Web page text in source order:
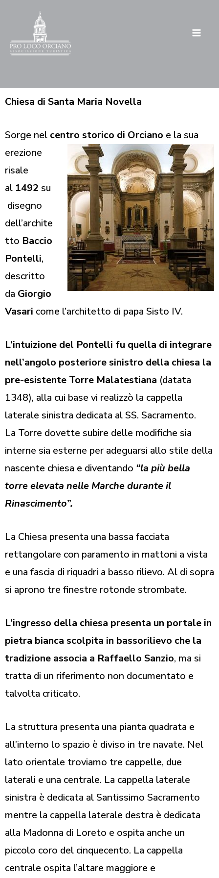
contenuto
Chiesa di Santa Maria Novella
Sorge nel centro storico di Orciano e la sua
erezione
risale
al 1492 su
disegno
dell’archite
tto Baccio
Pontelli,
descritto
da Giorgio
Vasari come l’architetto di papa Sisto IV.
L’intuizione del Pontelli fu quella di integrare
nell’angolo posteriore sinistro della chiesa la
pre-esistente Torre Malatestiana (datata
1348), alla cui base vi realizzò la cappella
laterale sinistra dedicata al SS. Sacramento.
La Torre dovette subire delle modifiche sia
interne sia esterne per adeguarsi allo stile della
nascente chiesa e diventando “la più bella
torre elevata nelle Marche durante il
Rinascimento”.
La Chiesa presenta una bassa facciata
rettangolare con paramento in mattoni a vista
e una fascia di riquadri a basso rilievo. Al di sopra
si aprono tre finestre rotonde strombate.
L’ingresso della chiesa presenta un portale in
pietra bianca scolpita in bassorilievo che la
tradizione associa a Raffaello Sanzio, ma si
tratta di un riferimento non documentato e
talvolta criticato.
La struttura presenta una pianta quadrata e
all’interno lo spazio è diviso in tre navate. Nel
lato orientale troviamo tre cappelle, due
laterali e una centrale. La cappella laterale
sinistra è dedicata al Santissimo Sacramento
mentre la cappella laterale destra è dedicata
alla Madonna di Loreto e ospita anche un
piccolo coro del cinquecento. La cappella
centrale ospita l’altare maggiore e